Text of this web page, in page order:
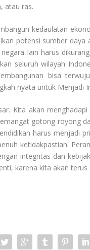
atau ras.
kedaulatan
potensi sumber
lain harus
seluruh wilayah
bisa
nyata untuk Menjadi
Kita akan
gotong royong
harus menjadi
ketidakpastian.
integritas dan
karena kita akan terus